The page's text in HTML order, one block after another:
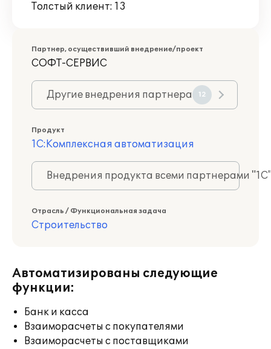
Толстый клиент: 13
Партнер, осуществивший внедрение/проект
СОФТ-СЕРВИС
Другие внедрения партнера 12
Продукт
1С:Комплексная автоматизация
Внедрения продукта всеми партнерами
Отрасль / Функциональная задача
Строительство
Автоматизированы следующие
функции:
Банк и касса
Взаиморасчеты с покупателями
Взаиморасчеты с поставщиками